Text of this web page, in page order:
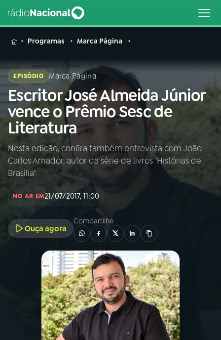
MENU
Buscar
na
Rádio
Nacional
Buscar
AO VIVO
PROGRAMAS
PODCASTS
Programas Marca Página
EPISÓDIO Marca Página
Escritor José Almeida Júnior
vence o Prêmio Sesc de
Literatura
Nesta edição, confira também entrevista com João
Carlos Amador, autor da série de livros "Histórias de
Brasília"
NO AR EM21/07/2017, 11:00
Ouça agora
Compartilhe